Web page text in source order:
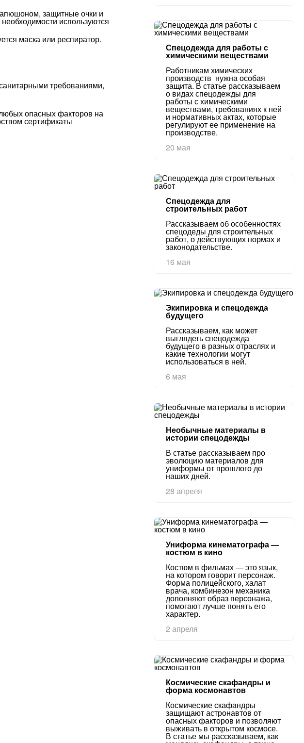
Спецодежда для работы с
химическими веществами
Работникам химических
производств нужна особая
защита. В статье рассказываем
о видах спецодежды для
работы с химическими
веществами, требованиях к ней
и нормативных актах, которые
регулируют ее применение на
производстве.
20 мая
Спецодежда для
строительных работ
Рассказываем об особенностях
спецодеды для строительных
работ, о действующих нормах и
законодательстве.
16 мая
Экипировка и спецодежда
будущего
Рассказываем, как может
выглядеть спецодежда
будущего в разных отраслях и
какие технологии могут
использоваться в ней.
6 мая
Необычные материалы в
истории спецодежды
В статье рассказываем про
эволюцию материалов для
униформы от прошлого до
наших дней.
28 апреля
Униформа кинематографа —
костюм в кино
Костюм в фильмах — это язык,
на котором говорит персонаж.
Форма полицейского, халат
врача, комбинезон механика
дополняют образ персонажа,
помогают лучше понять его
характер.
2 апреля
Космические скафандры и
форма космонавтов
Космические скафандры
защищают астронавтов от
опасных факторов и позволяют
выживать в открытом космосе.
В статье мы рассказываем, как
защитные очки и
используются
маска или респиратор.
требованиями,
опасных факторов на
сертификаты